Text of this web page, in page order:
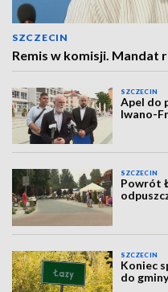
SZCZECIN
Remis w komisji. Mandat
SZCZECIN
Apel do
Iwano-
SZCZECIN
Powrót
SZCZECIN
Koniec
do